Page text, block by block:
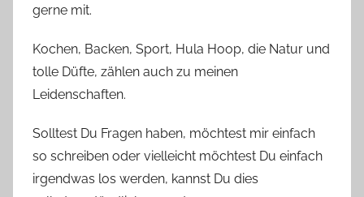
gerne mit.
Kochen, Backen, Sport, Hula Hoop, die Natur und
tolle Düfte, zählen auch zu meinen
Leidenschaften.
Solltest Du Fragen haben, möchtest mir einfach
so schreiben oder vielleicht möchtest Du einfach
irgendwas los werden, kannst Du dies